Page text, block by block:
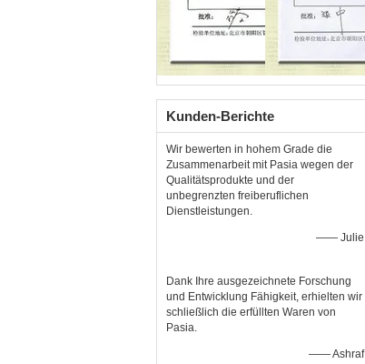
Kunden-Berichte
Wir bewerten in hohem Grade die
Zusammenarbeit mit Pasia wegen der
Qualitätsprodukte und der
unbegrenzten freiberuflichen
Dienstleistungen.
—— Julie
Dank Ihre ausgezeichnete Forschung
und Entwicklung Fähigkeit, erhielten wir
schließlich die erfüllten Waren von
Pasia.
—— Ashraf